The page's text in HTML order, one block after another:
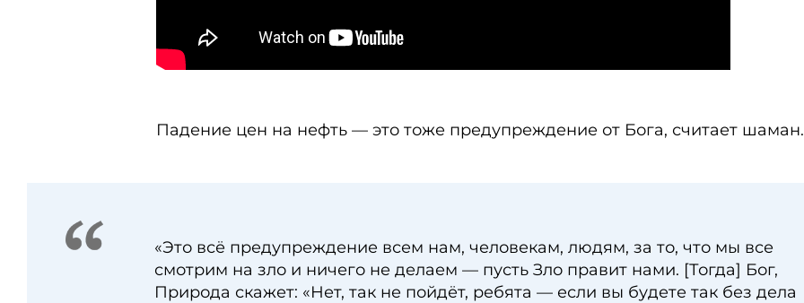
Падение цен на нефть — это тоже предупреждение от Бога, считает шаман.
«Это всё предупреждение всем нам, человекам, людям, за то, что мы все
смотрим на зло и ничего не делаем — пусть Зло правит нами. [Тогда] Бог,
Природа скажет: «Нет, так не пойдёт, ребята — если вы будете так без дела